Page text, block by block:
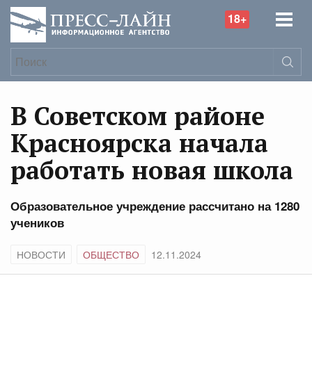
18+
В Советском районе
Красноярска начала
работать новая школа
Образовательное учреждение рассчитано на 1280
учеников
НОВОСТИ ОБЩЕСТВО 12.11.2024